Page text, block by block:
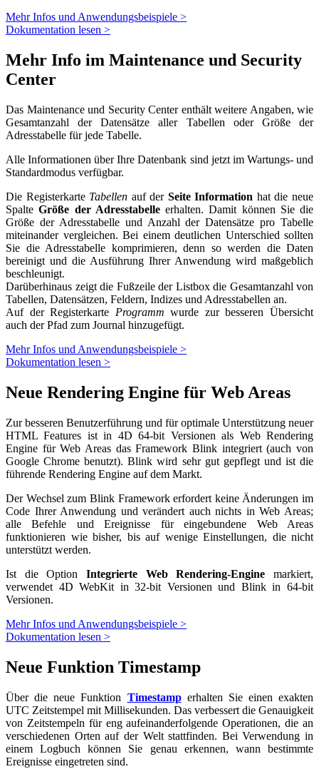
Mehr Infos und Anwendungsbeispiele >
Dokumentation lesen >
Mehr Info im Maintenance und Security
Center
Das Maintenance und Security Center enthält weitere Angaben, wie
Gesamtanzahl der Datensätze aller Tabellen oder Größe der
Adresstabelle für jede Tabelle.
Alle Informationen über Ihre Datenbank sind jetzt im Wartungs- und
Standardmodus verfügbar.
Die Registerkarte Tabellen auf der Seite Information hat die neue
SpalteGröße der Adresstabelle erhalten. Damit können Sie die
Größe der Adresstabelle und Anzahl der Datensätze pro Tabelle
miteinander vergleichen. Bei einem deutlichen Unterschied sollten
Sie die Adresstabelle komprimieren, denn so werden die Daten
bereinigt und die Ausführung Ihrer Anwendung wird maßgeblich
beschleunigt.
Darüberhinaus zeigt die Fußzeile der Listbox die Gesamtanzahl von
Tabellen, Datensätzen, Feldern, Indizes und Adresstabellen an.
Auf der Registerkarte Programm wurde zur besseren Übersicht
auch der Pfad zum Journal hinzugefügt.
Mehr Infos und Anwendungsbeispiele >
Dokumentation lesen >
Neue Rendering Engine für Web Areas
Zur besseren Benutzerführung und für optimale Unterstützung neuer
HTML Features ist in 4D 64-bit Versionen als Web Rendering
Engine für Web Areas das Framework Blink integriert (auch von
Google Chrome benutzt). Blink wird sehr gut gepflegt und ist die
führende Rendering Engine auf dem Markt.
Der Wechsel zum Blink Framework erfordert keine Änderungen im
Code Ihrer Anwendung und verändert auch nichts in Web Areas;
alle Befehle und Ereignisse für eingebundene Web Areas
funktionieren wie bisher, bis auf wenige Einstellungen, die nicht
unterstützt werden.
Ist die Option Integrierte Web Rendering-Engine markiert,
verwendet 4D WebKit in 32-bit Versionen und Blink in 64-bit
Versionen.
Mehr Infos und Anwendungsbeispiele >
Dokumentation lesen >
Neue Funktion Timestamp
Über die neue Funktion Timestamperhalten Sie einen exakten
UTC Zeitstempel mit Millisekunden. Das verbessert die Genauigkeit
von Zeitstempeln für eng aufeinanderfolgende Operationen, die an
verschiedenen Orten auf der Welt stattfinden. Bei Verwendung in
einem Logbuch können Sie genau erkennen, wann bestimmte
Ereignisse eingetreten sind.